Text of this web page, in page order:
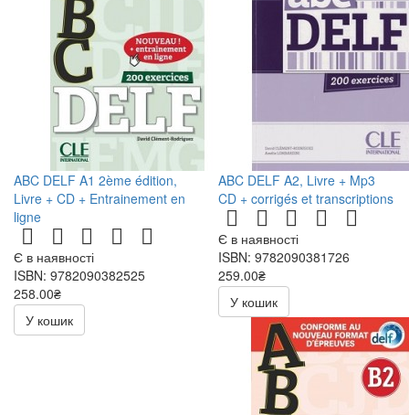
ABC DELF A1 2ème édition,
Livre + CD + Entrainement en
ligne
Є в наявності
ISBN: 9782090382525
258.00₴
516.00₴
У кошик
ABC DELF A2, Livre + Mp3
CD + corrigés et transcriptions
Є в наявності
ISBN: 9782090381726
259.00₴
518.00₴
У кошик